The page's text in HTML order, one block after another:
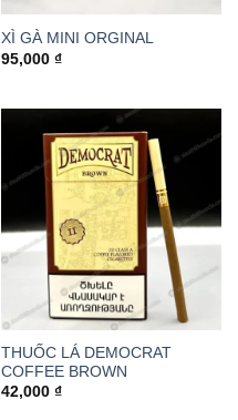
XÌ GÀ MINI ORGINAL
95,000 ₫
THUỐC LÁ DEMOCRAT
COFFEE BROWN
42,000 ₫